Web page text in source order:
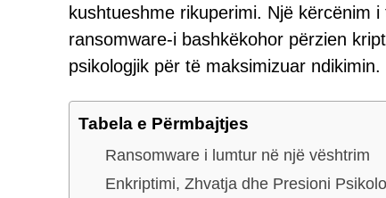
kushtueshme rikuperimi. Një kërcënim
ransomware-i bashkëkohor përzien
psikologjik për të maksimizuar ndikimin.
Tabela e Përmbajtjes
Ransomware i lumtur në një vështrim
Enkriptimi, Zhvatja dhe Presioni